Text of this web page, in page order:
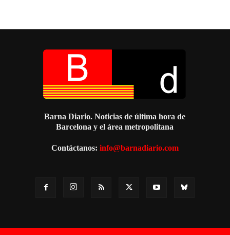
Barna Diario. Noticias de última hora de
Barcelona y el área metropolitana
Contáctanos: info@barnadiario.com